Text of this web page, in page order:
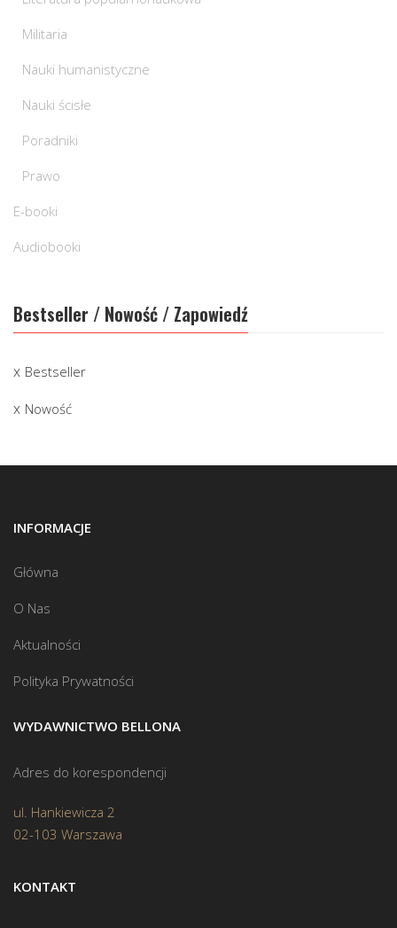
Militaria
Nauki humanistyczne
Nauki ścisłe
Poradniki
Prawo
E-booki
Audiobooki
Bestseller / Nowość / Zapowiedź
Bestseller
Nowość
INFORMACJE
Główna
O Nas
Aktualności
Polityka Prywatności
WYDAWNICTWO BELLONA
Adres do korespondencji
ul. Hankiewicza 2
02-103 Warszawa
KONTAKT